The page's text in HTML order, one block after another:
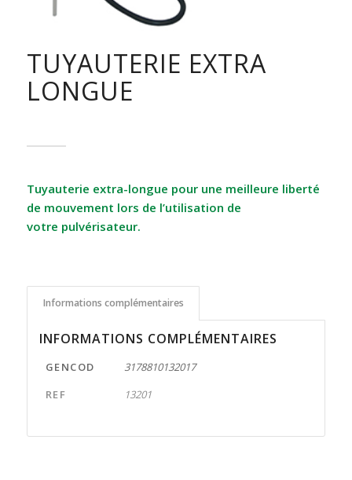
TUYAUTERIE EXTRA
LONGUE
Tuyauterie extra-longue pour une meilleure liberté
de mouvement lors de l’utilisation de
votre pulvérisateur.
Informations complémentaires
INFORMATIONS COMPLÉMENTAIRES
GENCOD
3178810132017
REF
13201